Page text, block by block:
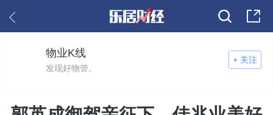
+ 关注
物业K线
发现好物管。